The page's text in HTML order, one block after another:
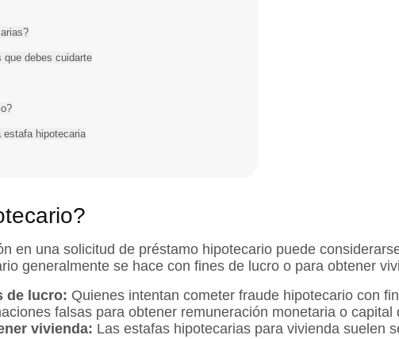
debes cuidarte
estafa hipotecaria
en una solicitud de préstamo hipotecario puede
generalmente se hace con fines de lucro o para obtener
de lucro: Quienes intentan cometer fraude hipotecario con
falsas para obtener remuneración monetaria o
vivienda: Las estafas hipotecarias para vivienda suelen